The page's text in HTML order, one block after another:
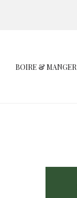
BOIRE & MANGER